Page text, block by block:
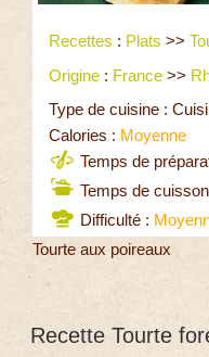
Recettes : Plats >>
Origine : France >>
Type de cuisine :
Calories : Moyenne
Temps de
Temps de
Difficulté :
Tourte aux poireaux
Recette Tourte